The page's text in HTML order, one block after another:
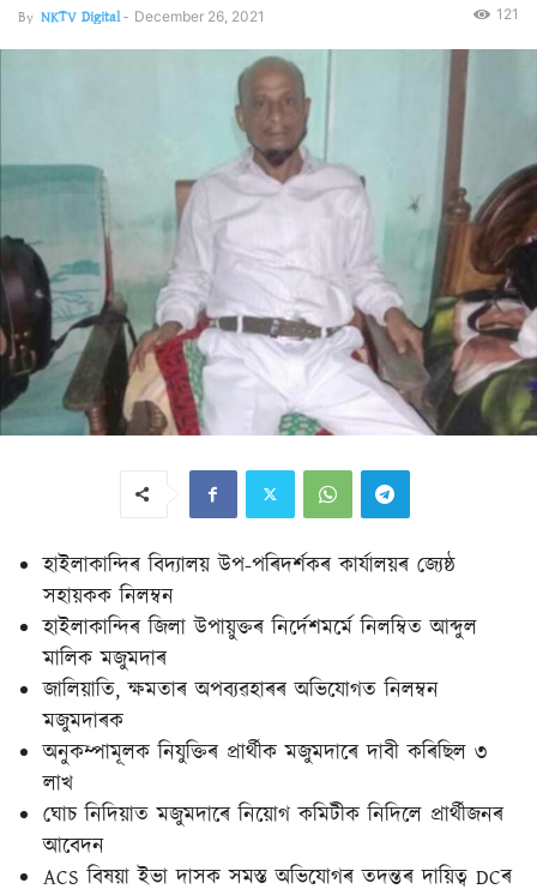
By NKTV Digital- December 26, 2021 121
হাইলাকান্দিৰ বিদ্যালয় উপ-পৰিদৰ্শকৰ কাৰ্যালয়ৰ জ্যেষ্ঠ
সহায়কক নিলম্বন
হাইলাকান্দিৰ জিলা উপায়ুক্তৰ নিৰ্দেশমৰ্মে নিলম্বিত আব্দুল
মালিক মজুমদাৰ
জালিয়াতি, ক্ষমতাৰ অপব্যৱহাৰৰ অভিযোগত নিলম্বন
মজুমদাৰক
অনুকম্পামূলক নিযুক্তিৰ প্ৰাৰ্থীক মজুমদাৰে দাবী কৰিছিল ৩
লাখ
ঘোচ নিদিয়াত মজুমদাৰে নিয়োগ কমিটীক নিদিলে প্ৰাৰ্থীজনৰ
আবেদন
ACS বিষয়া ইভা দাসক সমস্ত অভিযোগৰ তদন্তৰ দায়িত্ব DCৰ